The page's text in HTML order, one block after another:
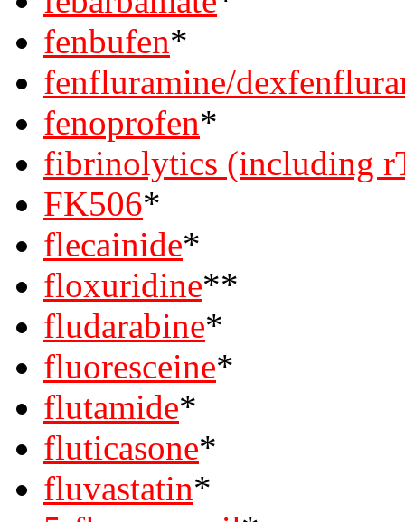
fenbufen*
fenfluramine/
fenoprofen*
fibrinolytics (including
FK506*
flecainide*
floxuridine**
fludarabine*
fluoresceine*
flutamide*
fluticasone*
fluvastatin*